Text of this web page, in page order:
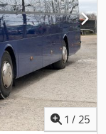
starea optică și
export:
în țară,
de export,
necesar. -O
oricând, inclusiv
în cont și
noastră de
1 / 25